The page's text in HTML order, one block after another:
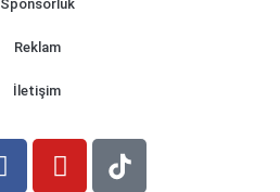
Sponsorluk
Reklam
İletişim